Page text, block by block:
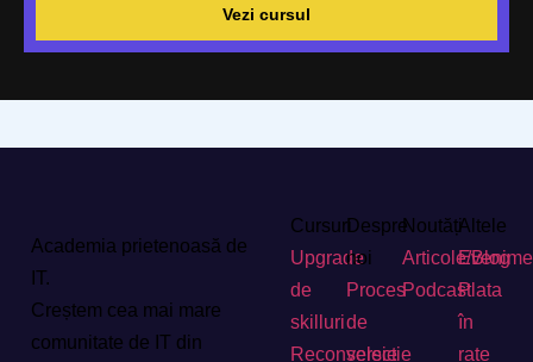
Vezi cursul
Academia prietenoasă de
IT.
Creștem cea mai mare
comunitate de IT din
Cursuri
Upgrade
de
skilluri
Reconversie
Despre
noi
Proces
de
selectie
Noutăți
Articole/Blog
Podcast
Altele
Plata
în
rate